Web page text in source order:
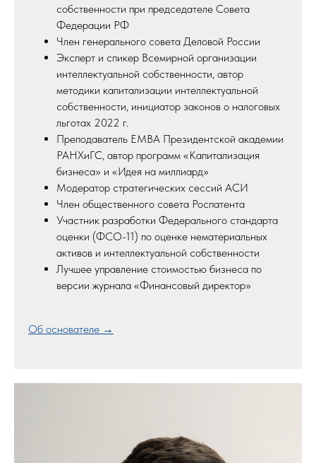
собственности при председателе Совета
Федерации РФ
Член генерального совета Деловой России
Эксперт и спикер Всемирной организации
интеллектуальной собственности, автор
методики капитализации интеллектуальной
собственности, инициатор законов о налоговых
льготах 2022 г.
Преподаватель EMBA Президентской академии
РАНХиГС, автор программ «Капитализация
бизнеса» и «Идея на миллиард»
Модератор стратегических сессий АСИ
Член общественного совета Роспатента
Участник разработки Федерального стандарта
оценки (ФСО-11) по оценке нематериальных
активов и интеллектуальной собственности
Лучшее управление стоимостью бизнеса по
версии журнала «Финансовый директор»
Об основателе →